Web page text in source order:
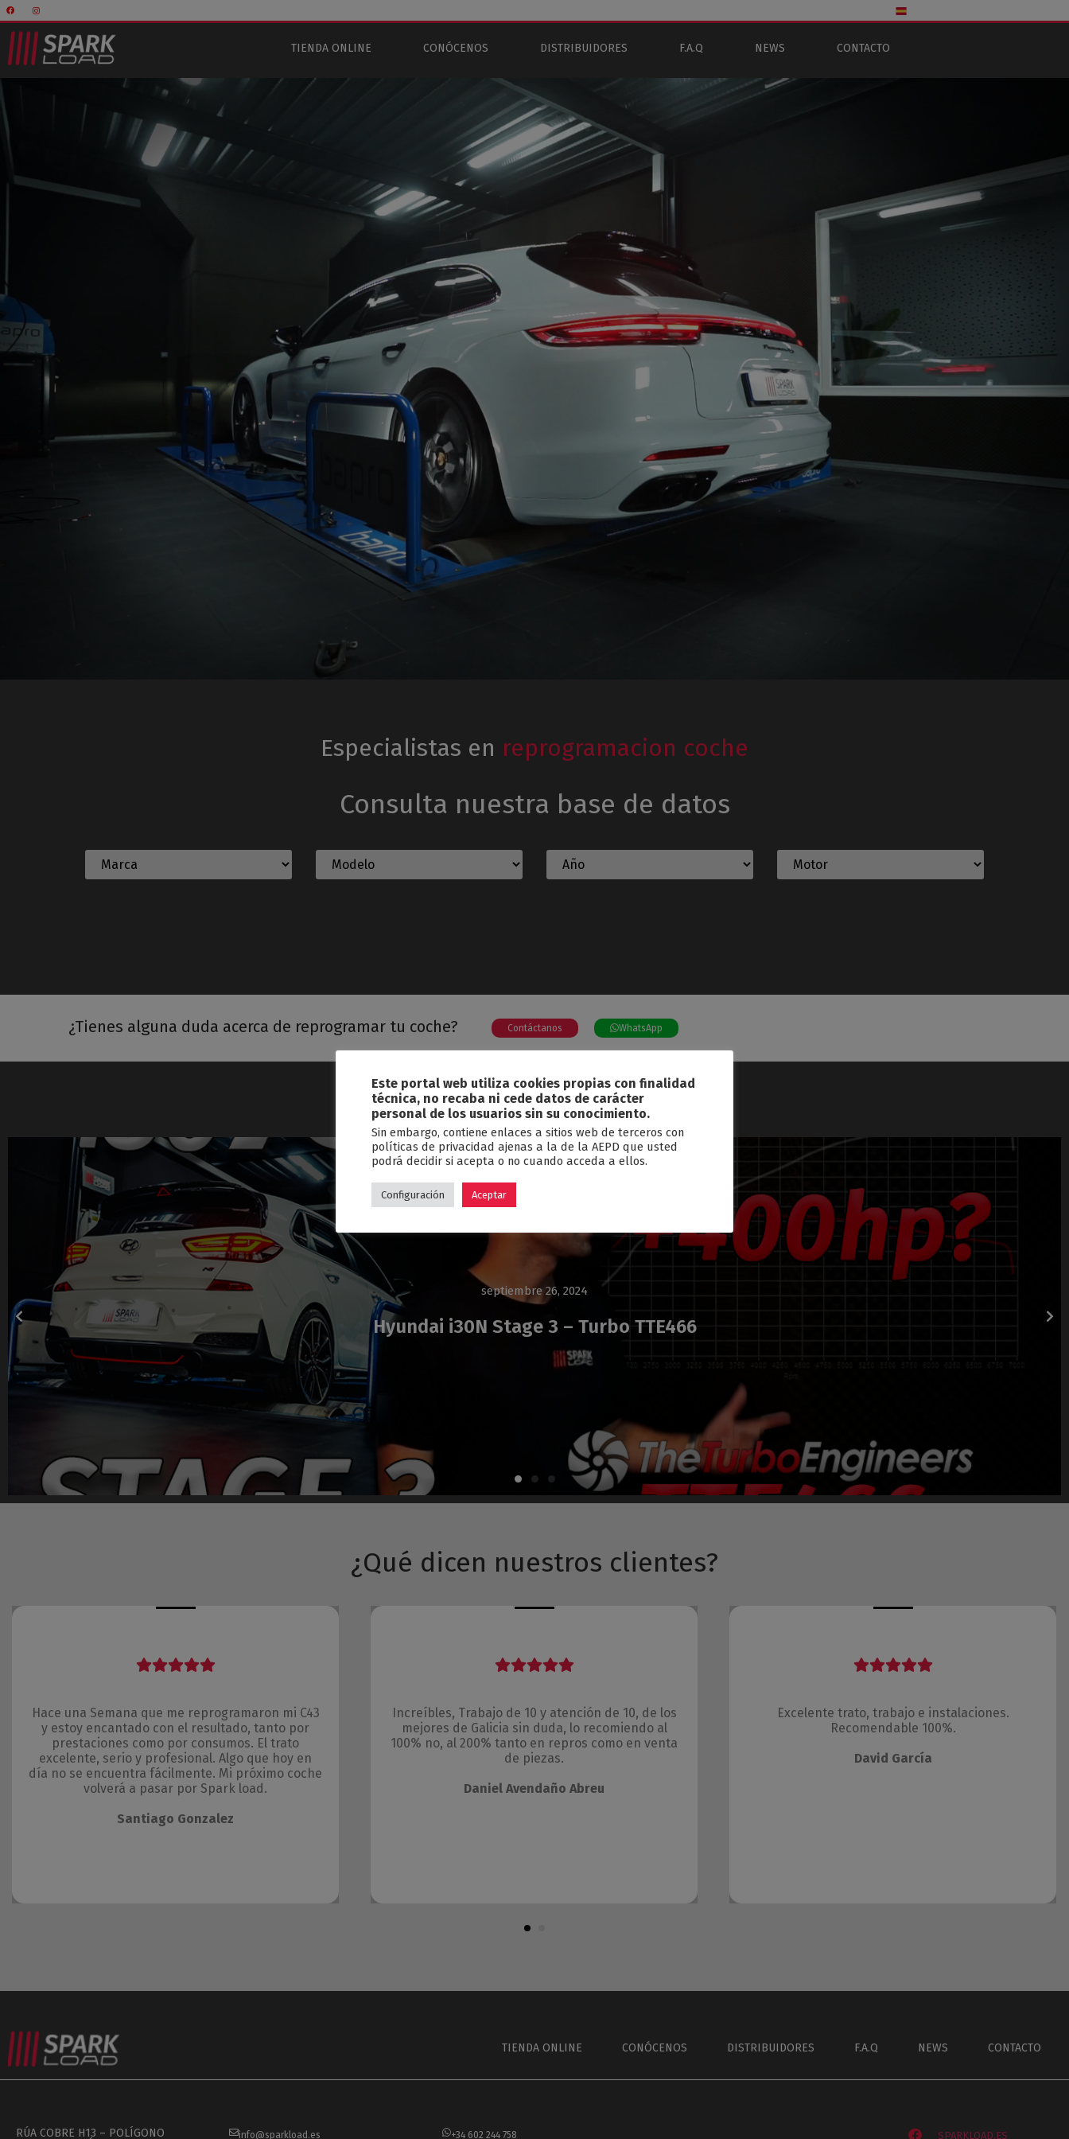
TIENDA ONLINE CONÓCENOS DISTRIBUIDORES F.A.Q NEWS CONTACTO
Especialistas en reprogramacion coche
Consulta nuestra base de datos
¿Tienes alguna duda acerca de reprogramar tu coche? Contáctanos WhatsApp
Blog
septiembre 26, 2024
Hyundai i30N Stage 3 – Turbo TTE466
¿Qué dicen nuestros clientes?
Hace una Semana que me reprogramaron mi C43
y estoy encantado con el resultado, tanto por
prestaciones como por consumos. El trato
excelente, serio y profesional. Algo que hoy en
día no se encuentra fácilmente. Mi próximo coche
volverá a pasar por Spark load.
Santiago Gonzalez
Increíbles, Trabajo de 10 y atención de 10, de los
mejores de Galicia sin duda, lo recomiendo al
100% no, al 200% tanto en repros como en venta
de piezas.
Daniel Avendaño Abreu
Excelente trato, trabajo e instalaciones.
Recomendable 100%.
David García
TIENDA ONLINE CONÓCENOS DISTRIBUIDORES F.A.Q NEWS CONTACTO
RÚA COBRE H13 – POLÍGONO
info@sparkload.es +34 602 244 758 SPARKLOAD.ES
Este portal web utiliza cookies propias con finalidad
técnica, no recaba ni cede datos de carácter
personal de los usuarios sin su conocimiento.
Sin embargo, contiene enlaces a sitios web de terceros con
políticas de privacidad ajenas a la de la AEPD que usted
podrá decidir si acepta o no cuando acceda a ellos.
Configuración Aceptar